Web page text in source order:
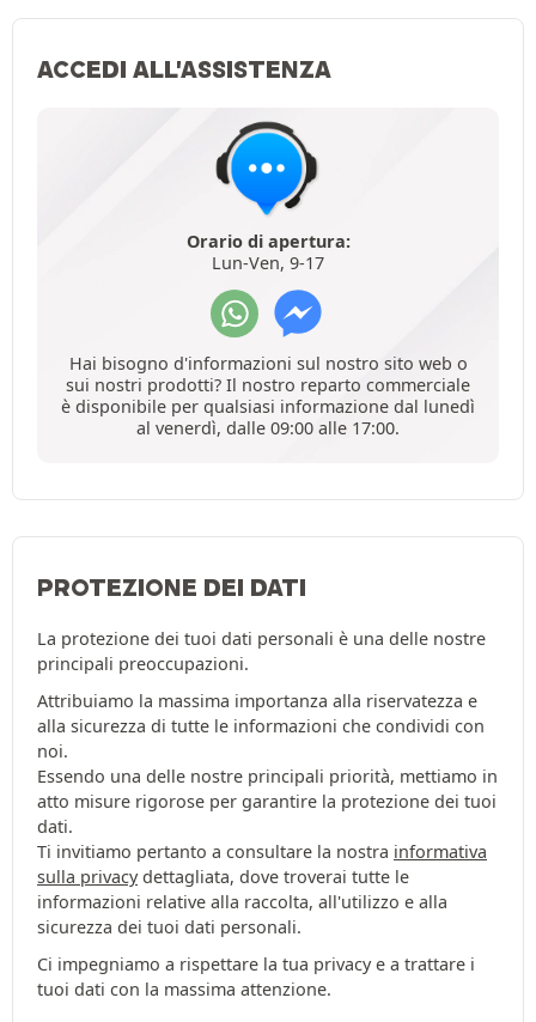
ACCEDI ALL'ASSISTENZA
Orario di apertura:
Lun-Ven, 9-17
Hai bisogno d'informazioni sul nostro sito web o
sui nostri prodotti? Il nostro reparto commerciale
è disponibile per qualsiasi informazione dal lunedì
al venerdì, dalle 09:00 alle 17:00.
PROTEZIONE DEI DATI
La protezione dei tuoi dati personali è una delle nostre
principali preoccupazioni.
Attribuiamo la massima importanza alla riservatezza e
alla sicurezza di tutte le informazioni che condividi con
noi.
Essendo una delle nostre principali priorità, mettiamo in
atto misure rigorose per garantire la protezione dei tuoi
dati.
Ti invitiamo pertanto a consultare la nostra informativa
sulla privacydettagliata, dove troverai tutte le
informazioni relative alla raccolta, all'utilizzo e alla
sicurezza dei tuoi dati personali.
Ci impegniamo a rispettare la tua privacy e a trattare i
tuoi dati con la massima attenzione.